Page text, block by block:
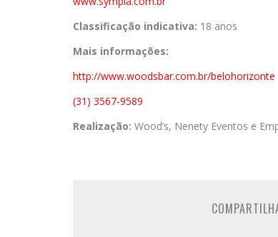
Classificação indicativa: 18 anos
Mais informações:
http://www.woodsbar.com.br/belohorizonte
(31) 3567-9589
Realização: Wood’s, Nenety Eventos e